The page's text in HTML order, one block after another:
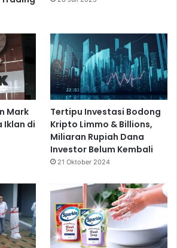
Mark
Iklan di
Tertipu Investasi Bodong
Kripto Limmo & Billions,
Miliaran Rupiah Dana
Investor Belum Kembali
21 Oktober 2024